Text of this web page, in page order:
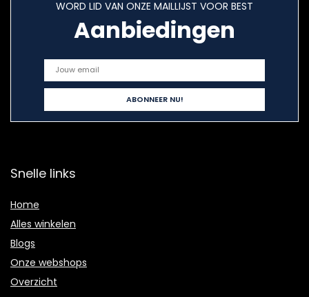
WORD LID VAN ONZE MAILLIJST VOOR BEST
Aanbiedingen
Snelle links
Home
Alles winkelen
Blogs
Onze webshops
Overzicht